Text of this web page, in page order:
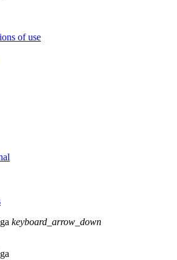
of use
keyboard_arrow_down